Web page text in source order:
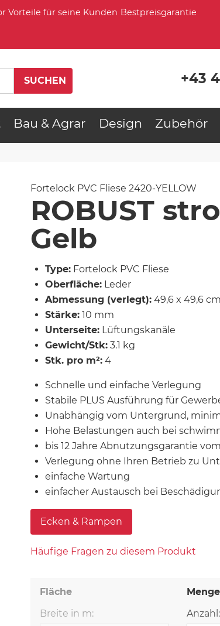
Bestpreisgarantie
+43
Bau & Agrar Design Zubehör
Fortelock PVC Fliese 2420-YELLOW
ROBUST
Gelb
Type: Fortelock PVC Fliese
Oberfläche: Leder
Abmessung (verlegt): 49,6 x 49,6 cm
Stärke: 10 mm
Unterseite: Lüftungskanäle
Gewicht/Stk: 3.1 kg
Stk. pro m²: 4
Schnelle und einfache Verlegung
Stabile PLUS Ausführung für
Unabhängig vom Untergrund,
Hohe Belastungen auch bei
bis 12 Jahre Abnutzungsgarantie
Verlegung ohne Ihren Betrieb zu
einfache Wartung
einfacher Austausch bei
Ecken & Rampen
Häufige Fragen zu diesem Produkt
Fläche
Breite in m:
Menge
Anzahl: